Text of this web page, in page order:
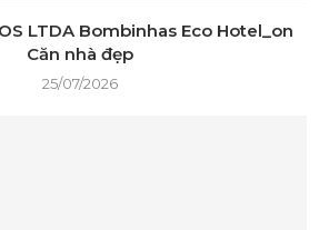
LTDA Bombinhas Eco Hotel_on
Căn nhà đẹp
25/07/2026